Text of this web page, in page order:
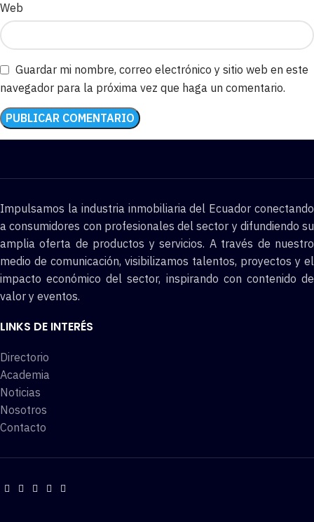
Web
Guardar mi nombre, correo electrónico y sitio web en este
navegador para la próxima vez que haga un comentario.
Impulsamos la industria inmobiliaria del Ecuador conectando
a consumidores con profesionales del sector y difundiendo su
amplia oferta de productos y servicios. A través de nuestro
medio de comunicación, visibilizamos talentos, proyectos y el
impacto económico del sector, inspirando con contenido de
valor y eventos.
LINKS DE INTERÉS
Directorio
Academia
Noticias
Nosotros
Contacto